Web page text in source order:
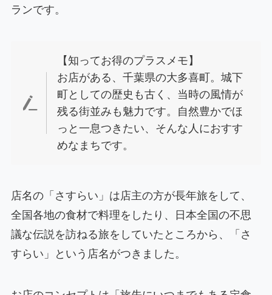
ランです。
【知ってお得のプラスメモ】
お店がある、千葉県の大多喜町。城下
町としての歴史も古く、当時の風情が
残る街並みも魅力です。自然豊かでほ
っと一息つきたい、そんな人におすす
めなまちです。
店名の「さすらい」は店主の方が長年旅をして、
全国各地の食材で料理をしたり、日本全国の不思
議な伝説を訪ねる旅をしていたところから、「さ
すらい」という店名がつきました。